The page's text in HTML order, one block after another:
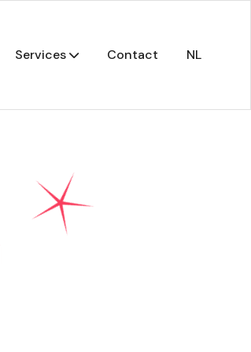
Services Contact NL